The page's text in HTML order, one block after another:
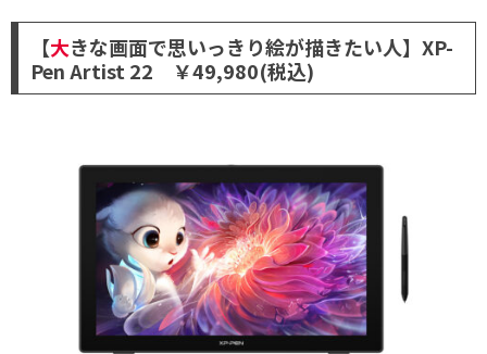
【大きな画面で思いっきり絵が描きたい人】XP-
Pen Artist 22 ￥49,980(税込)